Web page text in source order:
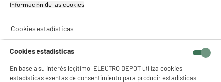
Información de las cookies‎
Cookies estadísticas
Cookies estadísticas
En base a su interés legítimo, ELECTRO DEPOT utiliza cookies
estadísticas exentas de consentimiento para producir estadísticas